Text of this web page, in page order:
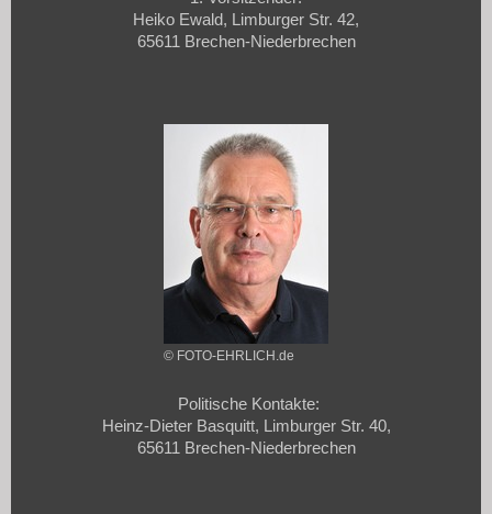
Heiko Ewald, Limburger Str. 42,
65611 Brechen-Niederbrechen
© FOTO-EHRLICH.de
Politische Kontakte:
Heinz-Dieter Basquitt, Limburger Str. 40,
65611 Brechen-Niederbrechen